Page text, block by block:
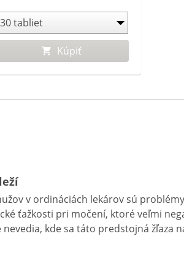
s prostatou sa často
spájajú s vyšším rizikom vývoja
s potenciou.
Kúpiť
v ordináciách lekárov sú
ťažkosti pri močení, ktoré veľmi
kde sa táto predstojná žľaza